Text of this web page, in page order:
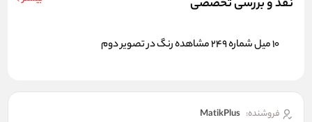
نقد و بررسی تخصصی
10 میل شماره 249 مشاهده رنگ در تصویر دوم
فروشنده: MatikPlus